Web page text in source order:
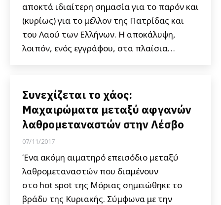
αποκτά ιδιαίτερη σημασία για το παρόν και
(κυρίως) για το μέλλον της Πατρίδας και
του Λαού των Ελλήνων. Η αποκάλυψη,
λοιπόν, ενός εγγράφου, στα πλαίσια…
Συνεχίζεται το χάος:
Μαχαιρώματα μεταξύ αφγανών
λαθρομεταναστών στην Λέσβο
07/11/2017
Ένα ακόμη αιματηρό επεισόδιο μεταξύ
λαθρομεταναστών που διαμένουν
στο hot spot της Μόριας σημειώθηκε το
βράδυ της Κυριακής. Σύμφωνα με την